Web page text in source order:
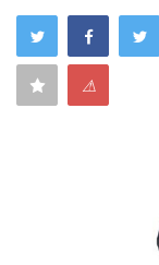
Pelanggaran
Ketertiban
⚠